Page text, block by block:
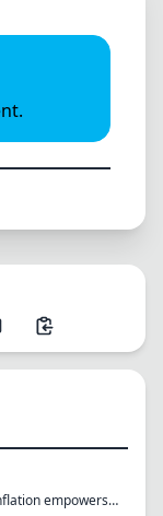
empowers